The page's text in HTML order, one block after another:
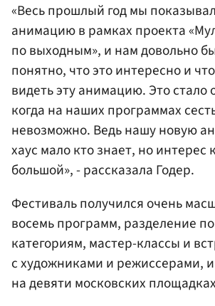
«Весь прошлый год мы
анимацию в рамках проекта
по выходным», и нам довольно
понятно, что это интересно и
видеть эту анимацию. Это стало
когда на наших программах
невозможно. Ведь нашу новую
хаус мало кто знает, но интерес
большой», - рассказала Годер.
Фестиваль получился очень
восемь программ, разделение
категориям, мастер-классы и
с художниками и режиссерами, и
на девяти московских